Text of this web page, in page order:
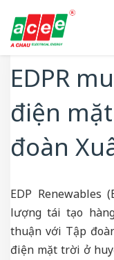
Tin Tức Khác
EDPR
điện
đoàn
EDP Renewables
lượng tái tạo
thuận với Tập
điện mặt trời ở